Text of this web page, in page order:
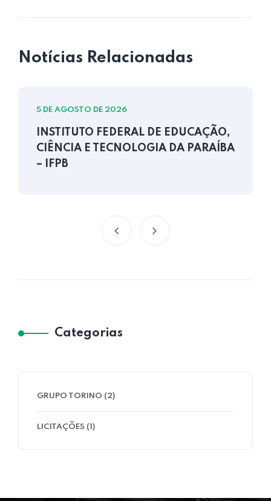
Notícias Relacionadas
5 DE AGOSTO DE 2026
INSTITUTO FEDERAL DE EDUCAÇÃO,
CIÊNCIA E TECNOLOGIA DA PARAÍBA
– IFPB
Categorias
GRUPO TORINO (2)
LICITAÇÕES (1)